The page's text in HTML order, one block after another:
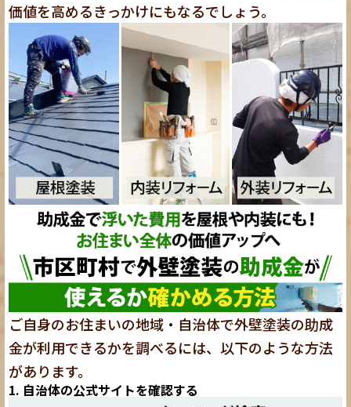
価値を高めるきっかけにもなるでしょう。
ご自身のお住まいの地域・自治体で外壁塗装の助成
金が利用できるかを調べるには、以下のような方法
があります。
1. 自治体の公式サイトを確認する